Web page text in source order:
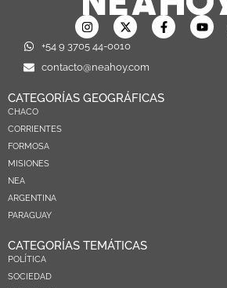
+54 9 3705 44-0010
contacto@neahoy.com
CATEGORÍAS GEOGRÁFICAS
CHACO
CORRIENTES
FORMOSA
MISIONES
NEA
ARGENTINA
PARAGUAY
CATEGORÍAS TEMÁTICAS
POLÍTICA
SOCIEDAD